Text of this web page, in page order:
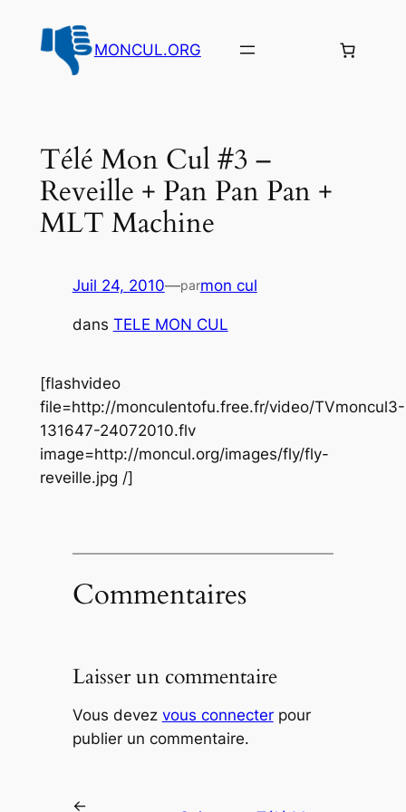
contenu
MONCUL.ORG
Télé Mon Cul #3 –
Reveille + Pan Pan Pan +
MLT Machine
Juil 24, 2010—parmon cul
dans TELE MON CUL
[flashvideo
file=http://monculentofu.free.fr/video/TVmoncul3-
131647-24072010.flv
image=http://moncul.org/images/fly/fly-
reveille.jpg /]
Commentaires
Laisser un commentaire
Vous devez vous connecterpour
publier un commentaire.
←